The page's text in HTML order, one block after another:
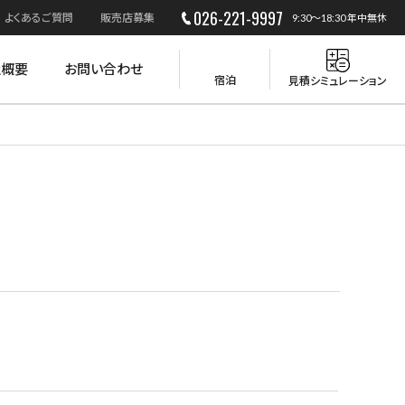
よくあるご質問 販売店募集 026-221-9997 9:30～18:30 年中無休
要 お問い合わせ
宿泊 見積シミュレーション